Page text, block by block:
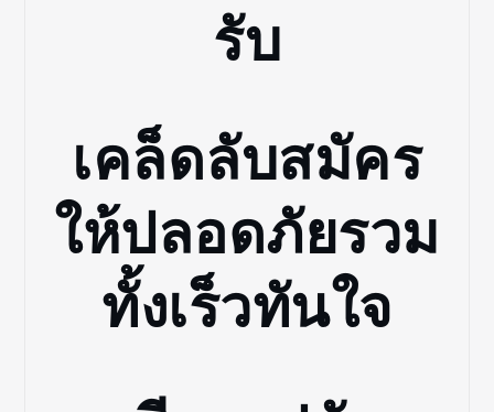
รับ
เคล็ดลับสมัคร
ให้ปลอดภัยรวม
ทั้งเร็วทันใจ